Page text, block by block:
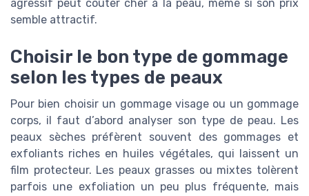
agressif peut coûter cher à la peau, même si son prix
semble attractif.
Choisir le bon type de gommage
selon les types de peaux
Pour bien choisir un gommage visage ou un gommage
corps, il faut d’abord analyser son type de peau. Les
peaux sèches préfèrent souvent des gommages et
exfoliants riches en huiles végétales, qui laissent un
film protecteur. Les peaux grasses ou mixtes tolèrent
parfois une exfoliation un peu plus fréquente, mais